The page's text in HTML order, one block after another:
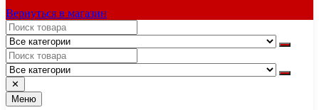
Вернуться в магазин
✕
Меню